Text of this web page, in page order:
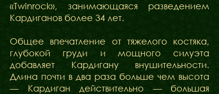
«Twinrock», занимающаяся разведением
Кардиганов более 34 лет.
Общее впечатление от тяжелого костяка,
глубокой груди и мощного силуэта
добавляет Кардигану внушительности.
Длина почти в два раза больше чем высота
— Кардиган действительно — большая